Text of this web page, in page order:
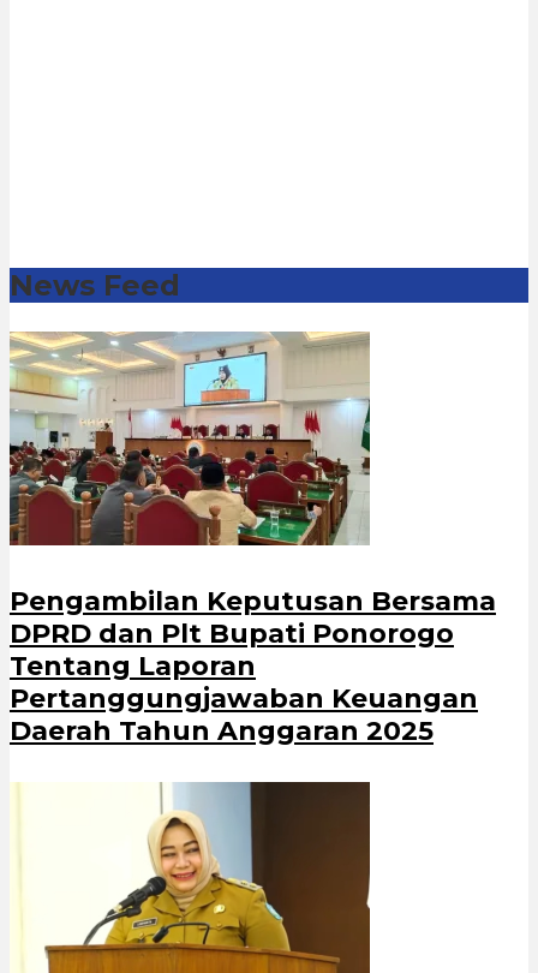
News Feed
Pengambilan Keputusan Bersama
DPRD dan Plt Bupati Ponorogo
Tentang Laporan
Pertanggungjawaban Keuangan
Daerah Tahun Anggaran 2025